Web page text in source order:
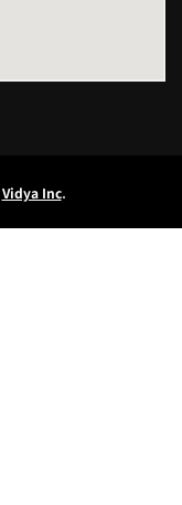
Vidya Inc.